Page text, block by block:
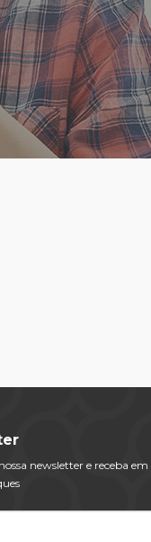
newsletter e receba